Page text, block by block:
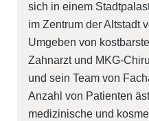
sich in einem
im Zentrum der Altstadt
Umgeben von
Zahnarzt und MKG-
und sein Team von
Anzahl von Patienten
medizinische und